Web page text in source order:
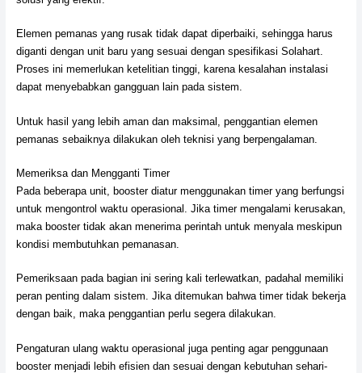
Elemen pemanas yang rusak tidak dapat diperbaiki, sehingga harus
diganti dengan unit baru yang sesuai dengan spesifikasi Solahart.
Proses ini memerlukan ketelitian tinggi, karena kesalahan instalasi
dapat menyebabkan gangguan lain pada sistem.
Untuk hasil yang lebih aman dan maksimal, penggantian elemen
pemanas sebaiknya dilakukan oleh teknisi yang berpengalaman.
Memeriksa dan Mengganti Timer
Pada beberapa unit, booster diatur menggunakan timer yang berfungsi
untuk mengontrol waktu operasional. Jika timer mengalami kerusakan,
maka booster tidak akan menerima perintah untuk menyala meskipun
kondisi membutuhkan pemanasan.
Pemeriksaan pada bagian ini sering kali terlewatkan, padahal memiliki
peran penting dalam sistem. Jika ditemukan bahwa timer tidak bekerja
dengan baik, maka penggantian perlu segera dilakukan.
Pengaturan ulang waktu operasional juga penting agar penggunaan
booster menjadi lebih efisien dan sesuai dengan kebutuhan sehari-